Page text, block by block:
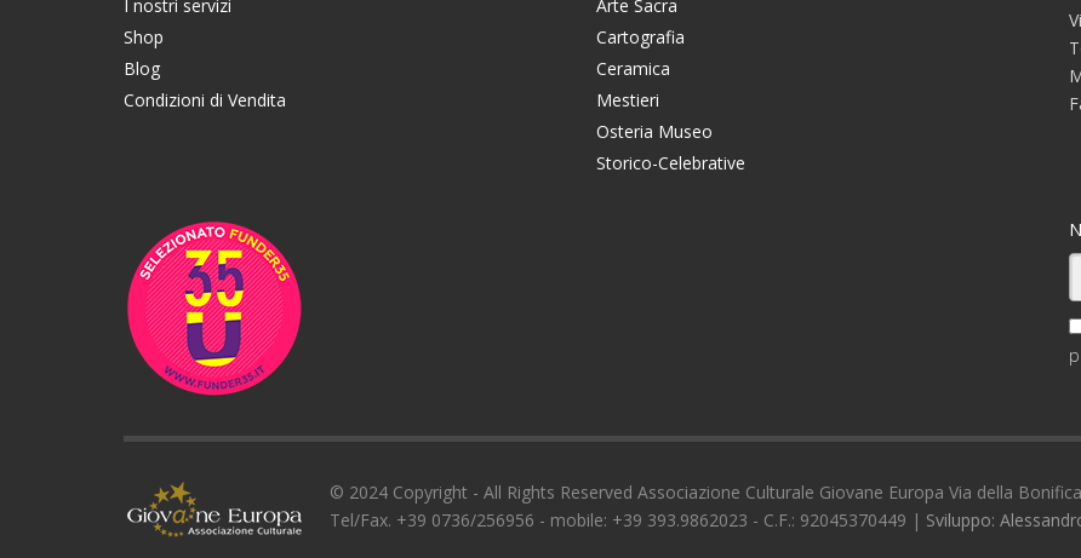
I nostri servizi
Shop
Blog
Condizioni di Vendita
Arte Sacra
Cartografia
Ceramica
Mestieri
Osteria Museo
Storico-Celebrative
© 2024 Copyright - All Rights Reserved Associazione Culturale Giovane Europa Via della
Tel/Fax. +39 0736/256956 - mobile: +39 393.9862023 - C.F.: 92045370449 | Sviluppo: